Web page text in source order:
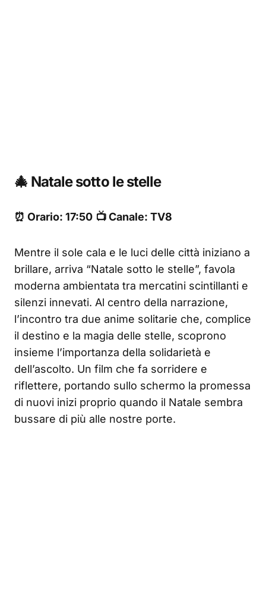
🎄 Natale sotto le stelle
⏰ Orario: 17:50 📺 Canale: TV8
Mentre il sole cala e le luci delle città iniziano a
brillare, arriva “Natale sotto le stelle”, favola
moderna ambientata tra mercatini scintillanti e
silenzi innevati. Al centro della narrazione,
l’incontro tra due anime solitarie che, complice
il destino e la magia delle stelle, scoprono
insieme l’importanza della solidarietà e
dell’ascolto. Un film che fa sorridere e
riflettere, portando sullo schermo la promessa
di nuovi inizi proprio quando il Natale sembra
bussare di più alle nostre porte.